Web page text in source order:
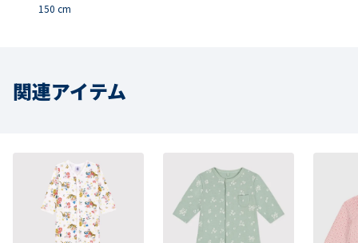
150 cm
関連アイテム